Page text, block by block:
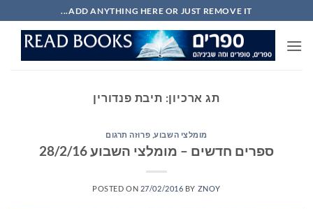
to
content
ADD ANYTHING HERE OR JUST REMOVE IT...
תג ארכיון: תיבת פנדורין
מומלצי השבוע, פרוזה תרגום
ספרים חדשים – מומלצי השבוע 28/2/16
POSTED ON 27/02/2016 BY ZNOY